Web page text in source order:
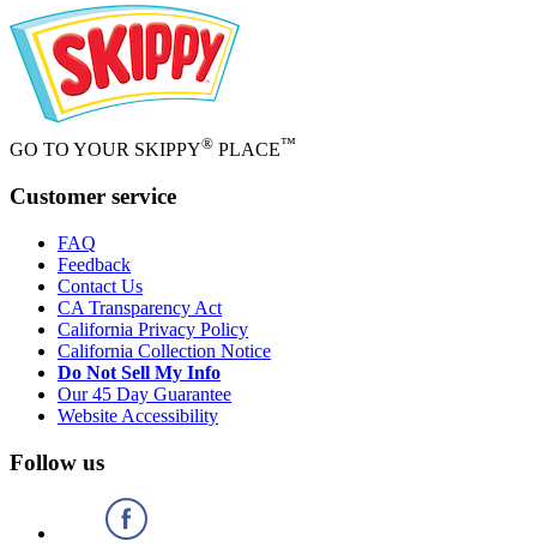
GO TO YOUR SKIPPY® PLACE™
Customer service
FAQ
Feedback
Contact Us
CA Transparency Act
California Privacy Policy
California Collection Notice
Do Not Sell My Info
Our 45 Day Guarantee
Website Accessibility
Follow us